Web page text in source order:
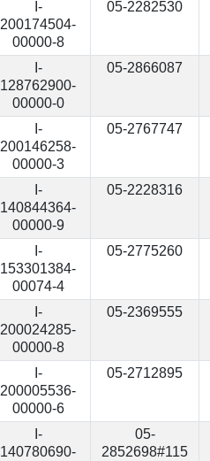
I-
200174504-
00000-8
05-2282530
I-
128762900-
00000-0
05-2866087
I-
200146258-
00000-3
05-2767747
I-
140844364-
00000-9
05-2228316
I-
153301384-
00074-4
05-2775260
I-
200024285-
00000-8
05-2369555
I-
200005536-
00000-6
05-2712895
I-
140780690-
05-
2852698#115